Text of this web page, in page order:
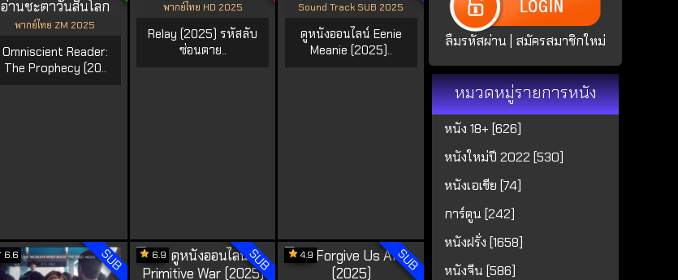
พากย์ไทย ZM 2025
Omniscient Reader:
The Prophecy (20..
พากย์ไทย HD 2025
Relay (2025) รหัสลับ
ซ่อนตาย..
Sound Track SUB 2025
ดูหนังออนไลน์ Eenie
Meanie (2025)..
SUB
6.6 SUB
6.9 SUB
4.9
ลืมรหัสผ่าน สมัครสมาชิกใหม่
หมวดหมู่รายการหนัง
หนัง 18+ [626]
หนังใหม่ปี 2022 [530]
หนังเอเชีย [74]
การ์ตูน [242]
หนังฝรั่ง [1658]
หนังจีน [586]